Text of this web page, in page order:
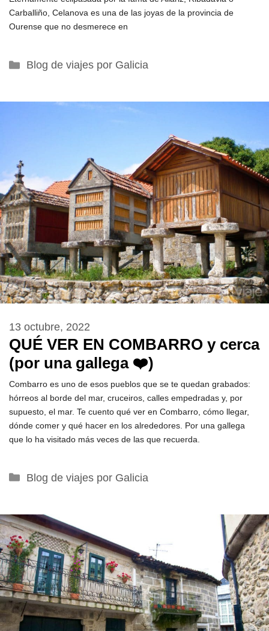
Carballiño, Celanova es una de las joyas de la provincia de
Ourense que no desmerece en
Categorías
Blog de viajes por Galicia
QUÉ VER EN COMBARRO y cerca
(por una gallega ❤️)
13 octubre, 2022
Combarro es uno de esos pueblos que se te quedan grabados:
hórreos al borde del mar, cruceiros, calles empedradas y, por
supuesto, el mar. Te cuento qué ver en Combarro, cómo llegar,
dónde comer y qué hacer en los alrededores. Por una gallega
que lo ha visitado más veces de las que recuerda.
Categorías
Blog de viajes por Galicia